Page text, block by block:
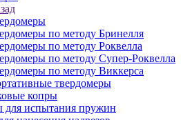
по методу Бринелля
по методу Роквелла
по методу Супер-Роквелла
по методу Виккерса
твердомеры
копры
испытания пружин